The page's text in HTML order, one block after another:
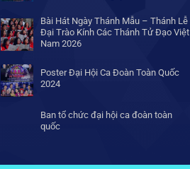
Bài Hát Ngày Thánh Mẫu – Thánh Lễ
Đại Trào Kính Các Thánh Tử Đạo Việt
Nam 2026
Poster Đại Hội Ca Đoàn Toàn Quốc
2024
Ban tổ chức đại hội ca đoàn toàn
quốc